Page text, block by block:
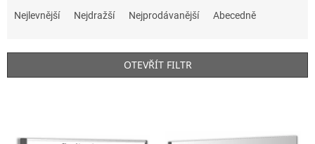
í
Nejlevnější Nejdražší Nejprodávanější Abecedně
OTEVŘÍT FILTR